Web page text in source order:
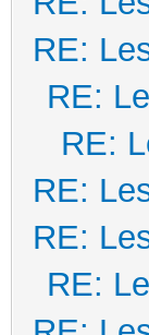
RE:
RE:
RE:
RE:
RE:
RE: